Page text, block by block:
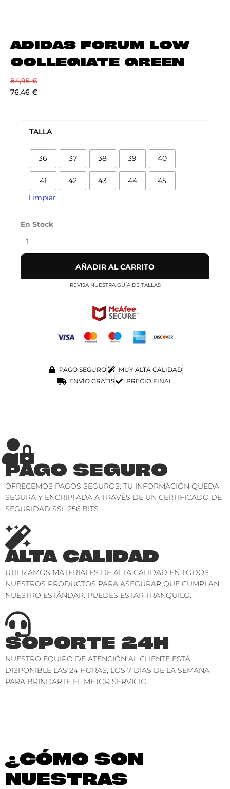
ADIDAS FORUM LOW
COLLEGIATE GREEN
84,95€
76,46 €
TALLA
36 37 38 39 40
41 42 43 44 45
Limpiar
En Stock
COLLEGIATE
GREEN
cantidad
AÑADIR AL CARRITO
REVISA NUESTRA GUÍA DE TALLAS
PAGO SEGURO
MUY ALTA CALIDAD
ENVÍO GRATIS
PRECIO FINAL
PAGO SEGURO
OFRECEMOS PAGOS SEGUROS. TU INFORMACIÓN QUEDA
SEGURA Y ENCRIPTADA A TRAVÉS DE UN CERTIFICADO DE
SEGURIDAD SSL 256 BITS.
ALTA CALIDAD
UTILIZAMOS MATERIALES DE ALTA CALIDAD EN TODOS
NUESTROS PRODUCTOS PARA ASEGURAR QUE CUMPLAN
NUESTRO ESTÁNDAR. PUEDES ESTAR TRANQUILO.
SOPORTE 24H
NUESTRO EQUIPO DE ATENCIÓN AL CLIENTE ESTÁ
DISPONIBLE LAS 24 HORAS, LOS 7 DÍAS DE LA SEMANA
PARA BRINDARTE EL MEJOR SERVICIO.
¿CÓMO SON
NUESTRAS